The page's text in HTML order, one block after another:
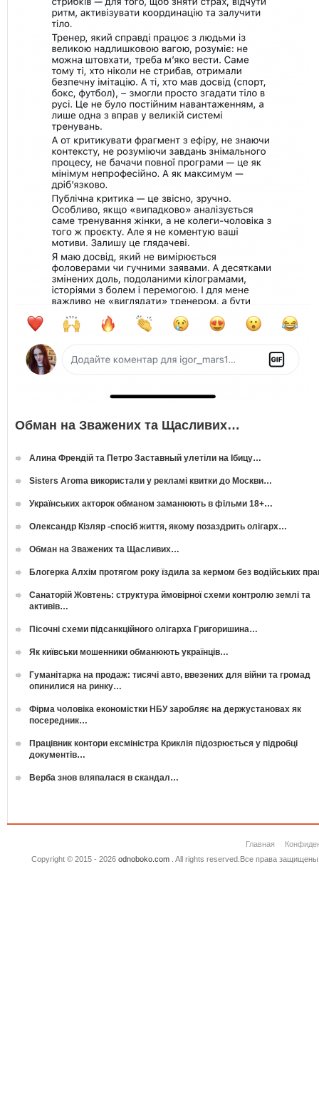
Обман на Зважених та Щасливих…
Алина Френдій та Петро Заставный улетіли на Ібицу…
Sisters Aroma використали у рекламі квитки до Москви…
Українських акторок обманом заманюють в фільми 18+…
Олександр Кізляр -спосіб життя, якому позаздрить олігарх…
Обман на Зважених та Щасливих…
Блогерка Алхім протягом року їздила за кермом без водійських
Санаторій Жовтень: структура ймовірної схеми контролю землі та
активів…
Пісочні схеми підсанкційного олігарха Григоришина…
Як київськи мошенники обманюють українців…
Гуманітарка на продаж: тисячі авто, ввезених для війни та громад
опинилися на ринку…
Фірма чоловіка економістки НБУ заробляє на держустановах як
посередник…
Працівник контори ексміністра Криклія підозрюється у підробці
документів…
Верба знов вляпалася в скандал…
Главная
Copyright © 2015 - 2026 odnoboko.com. All rights reserved.Все права защищены.